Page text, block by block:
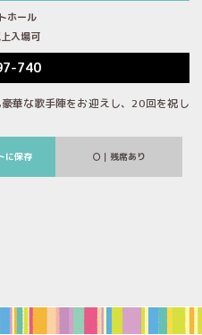
ホール
入場可
740
華な歌手陣をお迎えし、20回を祝し
に保存 ｜残席あり